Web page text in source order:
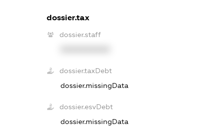
dossier.tax
dossier.staff
dossier.taxDebt
dossier.missingData
dossier.esvDebt
dossier.missingData